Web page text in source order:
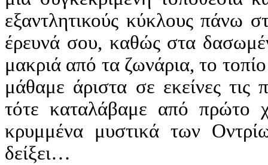
εξαντλητικούς κύκλους πάνω
έρευνά σου, καθώς στα
μακριά από τα ζωνάρια, το
μάθαμε άριστα σε εκείνες τις
τότε καταλάβαμε από πρώτο
κρυμμένα μυστικά των
δείξει…